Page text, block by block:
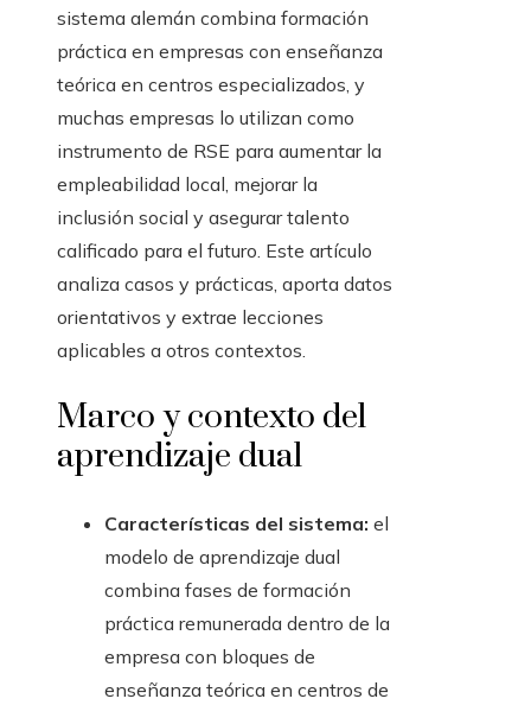
sistema alemán combina formación
práctica en empresas con enseñanza
teórica en centros especializados, y
muchas empresas lo utilizan como
instrumento de RSE para aumentar la
empleabilidad local, mejorar la
inclusión social y asegurar talento
calificado para el futuro. Este artículo
analiza casos y prácticas, aporta datos
orientativos y extrae lecciones
aplicables a otros contextos.
Marco y contexto del
aprendizaje dual
Características del sistema: el
modelo de aprendizaje dual
combina fases de formación
práctica remunerada dentro de la
empresa con bloques de
enseñanza teórica en centros de